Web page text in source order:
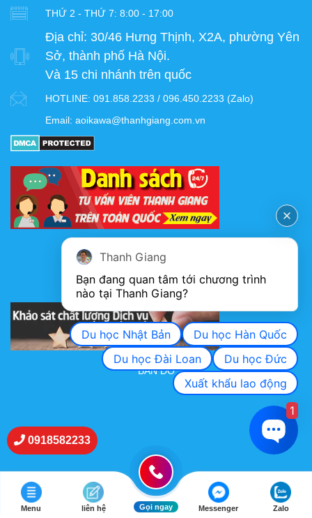
THỨ 2 - THỨ 7: 8:00 - 17:00
Địa chỉ: 30/46 Hưng Thịnh, X2A, phường Yên
Sở, thành phố Hà Nội.
Và 15 chi nhánh trên quốc
HOTLINE: 091.858.2233 / 096.450.2233 (Zalo)
Email: aoikawa@thanhgiang.com.vn
KHẢO SÁT CHẤT LƯỢNG DỊCH VỤ
BẢN ĐỒ
0918582233
Menu liên hệ Gọi ngay Messenger Zalo
Thanh Giang
Bạn đang quan tâm tới chương trình
nào tại Thanh Giang?
Du học Nhật Bản
Du học Hàn Quốc
Du học Đài Loan
Du học Đức
Xuất khẩu lao động
1